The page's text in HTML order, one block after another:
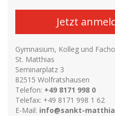
Jetzt
Gymnasium, Kolleg und
St. Matthias
Seminarplatz 3
82515 Wolfratshausen
Telefon: +49 8171 998 0
Telefax: +49 8171 998 1 62
E-Mail: info@sankt-